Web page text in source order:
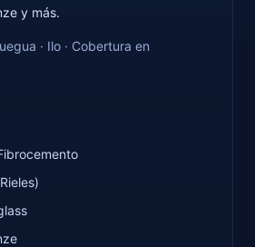
y más.
· Ilo · Cobertura en